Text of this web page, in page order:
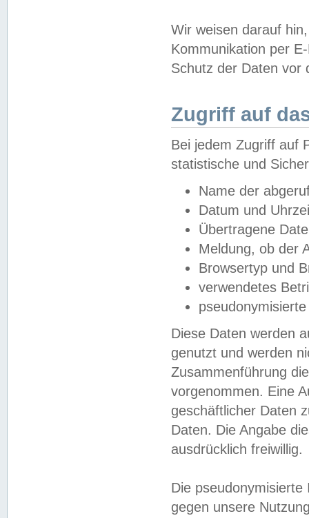
Wir weisen darauf
Kommunikation per
Schutz der Daten vor
Zugriff auf
Bei jedem Zugriff auf
statistische und
Name der
Datum und
Übertragene
Meldung, ob der
Browsertyp und
verwendetes
Diese Daten werden
genutzt und werden
Zusammenführung
vorgenommen. Eine
geschäftlicher Daten
Daten. Die Angabe
ausdrücklich freiwillig.
Die
gegen unsere